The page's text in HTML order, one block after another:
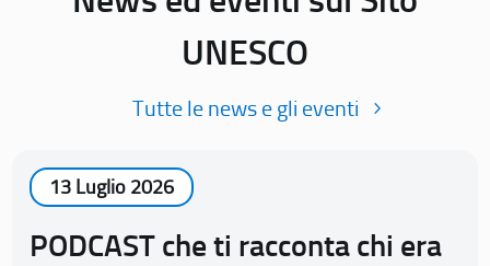
UNESCO
Tutte le news e gli eventi
13 Luglio 2026
PODCAST che ti racconta chi era